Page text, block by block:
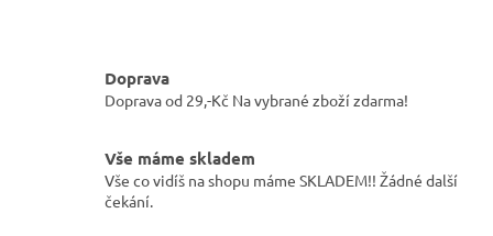
Doprava
Doprava od 29,-Kč Na vybrané zboží zdarma!
Vše máme skladem
Vše co vidíš na shopu máme SKLADEM!! Žádné další
čekání.